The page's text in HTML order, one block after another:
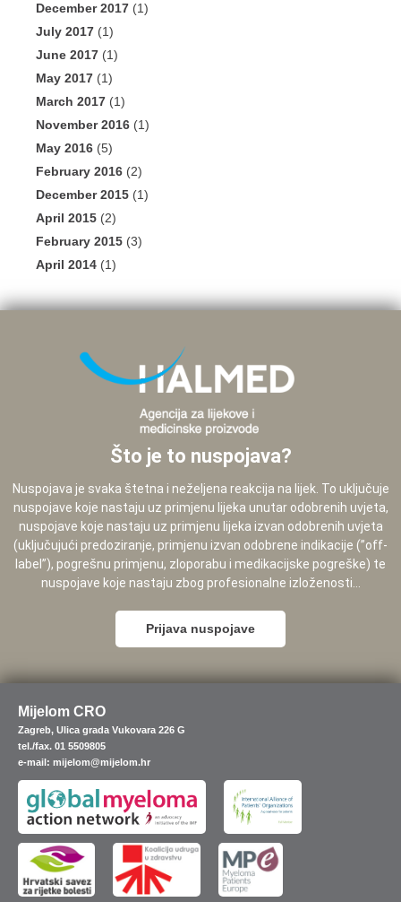
December 2017 (1)
July 2017 (1)
June 2017 (1)
May 2017 (1)
March 2017 (1)
November 2016 (1)
May 2016 (5)
February 2016 (2)
December 2015 (1)
April 2015 (2)
February 2015 (3)
April 2014 (1)
Što je to nuspojava?
Nuspojava je svaka štetna i neželjena reakcija na lijek. To uključuje
nuspojave koje nastaju uz primjenu lijeka unutar odobrenih uvjeta,
nuspojave koje nastaju uz primjenu lijeka izvan odobrenih uvjeta
(uključujući predoziranje, primjenu izvan odobrene indikacije (”off-
label”), pogrešnu primjenu, zloporabu i medikacijske pogreške) te
nuspojave koje nastaju zbog profesionalne izloženosti...
Prijava nuspojave
Mijelom CRO
Zagreb, Ulica grada Vukovara 226 G
tel./fax. 01 5509805
e-mail: mijelom@mijelom.hr